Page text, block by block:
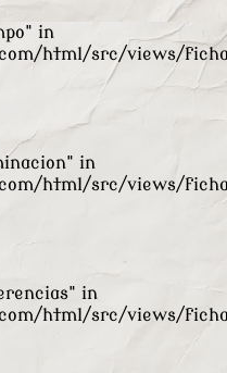
in
html/src/views/
in
html/src/views/
in
html/src/views/